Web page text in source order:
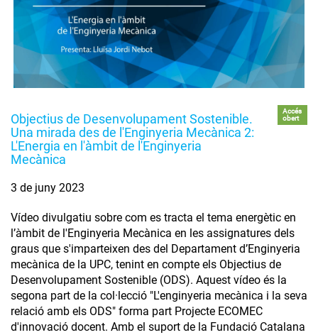
Objectius de Desenvolupament Sostenible.
Una mirada des de l'Enginyeria Mecànica 2:
L'Energia en l'àmbit de l'Enginyeria
Mecànica
Accés
obert
3 de juny 2023
Vídeo divulgatiu sobre com es tracta el tema energètic en
l’àmbit de l'Enginyeria Mecànica en les assignatures dels
graus que s'imparteixen des del Departament d’Enginyeria
mecànica de la UPC, tenint en compte els Objectius de
Desenvolupament Sostenible (ODS). Aquest vídeo és la
segona part de la col·lecció "L'enginyeria mecànica i la seva
relació amb els ODS" forma part Projecte ECOMEC
d'innovació docent. Amb el suport de la Fundació Catalana